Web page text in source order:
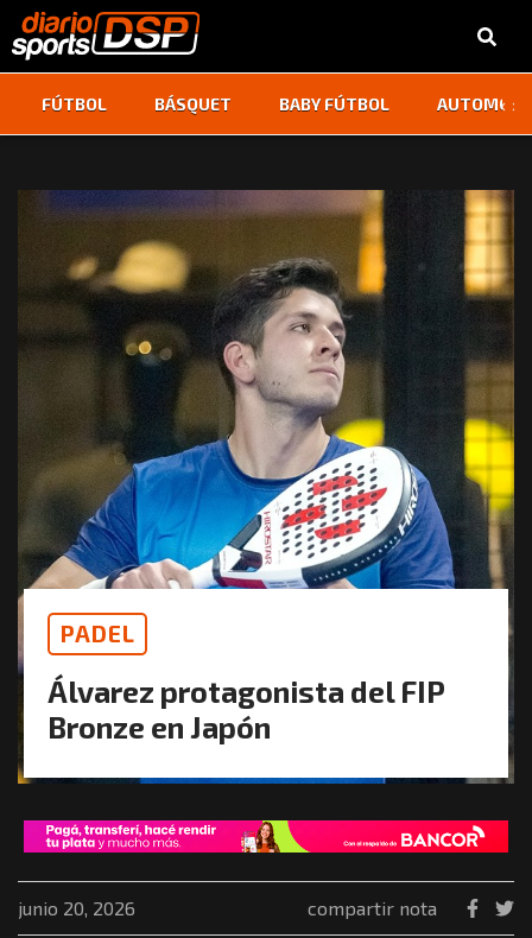
FÚTBOL BÁSQUET BABY FÚTBOL ‹ ›
PADEL
Álvarez protagonista del FIP
Bronze en Japón
junio 20, 2026 compartir nota